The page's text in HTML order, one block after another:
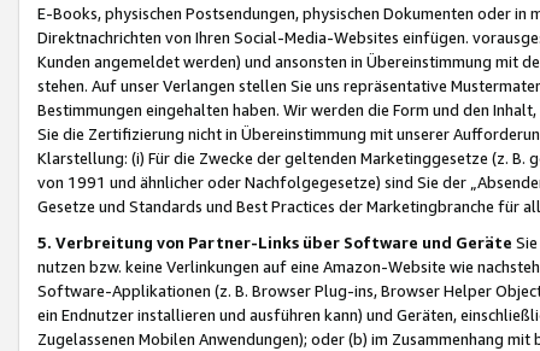
E-Books, physischen Postsendungen, physischen Dokumenten oder in
Direktnachrichten von Ihren Social-Media-Websites einfügen.
Kunden angemeldet werden) und ansonsten in Übereinstimmung mit
stehen. Auf unser Verlangen stellen Sie uns repräsentative
Bestimmungen eingehalten haben. Wir werden die Form und den
Sie die Zertifizierung nicht in Übereinstimmung mit unserer
Klarstellung: (i) Für die Zwecke der geltenden Marketinggesetze (z. B.
von 1991 und ähnlicher oder Nachfolgegesetze) sind Sie der
Gesetze und Standards und Best Practices der Marketingbranche für
5. Verbreitung von Partner-Links über Software und Geräte
nutzen bzw. keine Verlinkungen auf eine Amazon-Website wie
Software-Applikationen (z. B. Browser Plug-ins, Browser Helper
ein Endnutzer installieren und ausführen kann) und Geräten,
Zugelassenen Mobilen Anwendungen); oder (b) im Zusammenhang